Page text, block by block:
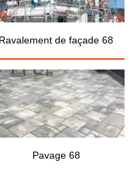
Ravalement de façade 68
Pavage 68